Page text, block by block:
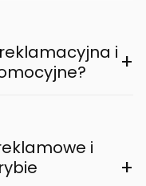
i +
i
+